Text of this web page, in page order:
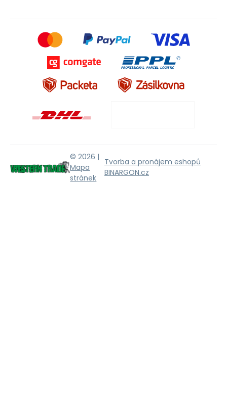
© 2026 |
Mapa
stránek
Tvorba a pronájem eshopů
BINARGON.cz